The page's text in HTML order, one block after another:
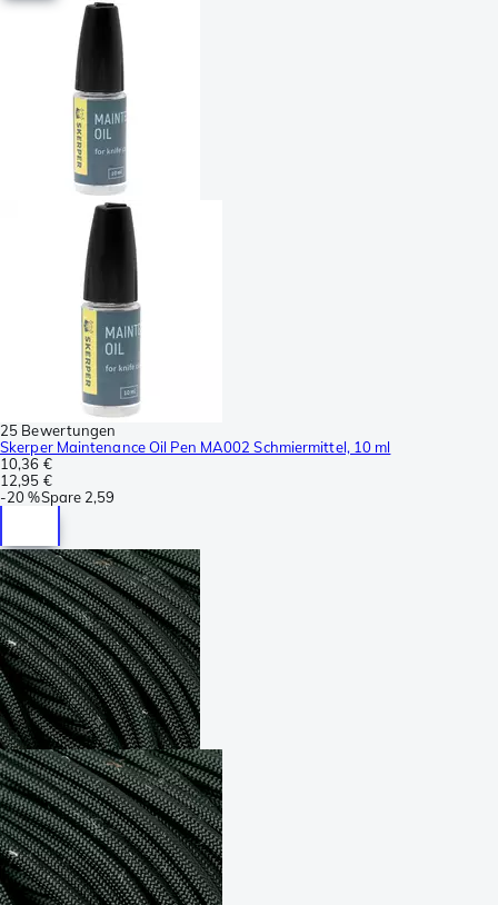
25 Bewertungen
Skerper Maintenance Oil Pen MA002 Schmiermittel, 10 ml
10,36 €
12,95 €
-20 %Spare 2,59